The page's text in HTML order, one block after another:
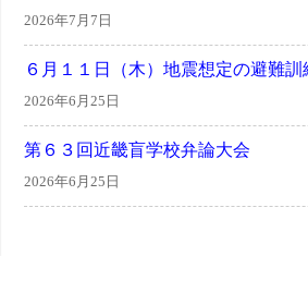
2026年7月7日
６月１１日（木）地震想定の避難訓
2026年6月25日
第６３回近畿盲学校弁論大会
2026年6月25日